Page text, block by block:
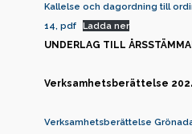
Kallelse och dagordning till
14, pdf Ladda ner
UNDERLAG TILL
Verksamhetsberättelse
Verksamhetsberättelse